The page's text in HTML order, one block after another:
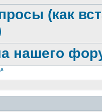
(как
нашего